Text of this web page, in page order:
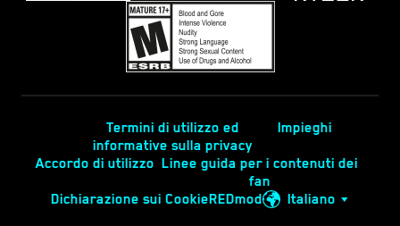
Termini di utilizzo ed
informative sulla privacy
Impieghi
Accordo di utilizzo Linee guida per i contenuti dei
fan
Dichiarazione sui CookieREDmod Italiano